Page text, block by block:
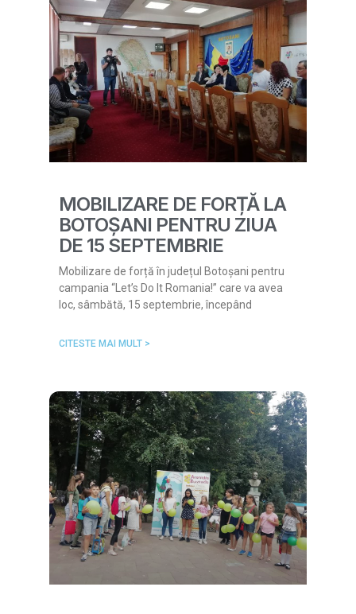
MOBILIZARE DE FORȚĂ LA
BOTOȘANI PENTRU ZIUA
DE 15 SEPTEMBRIE
Mobilizare de forță în județul Botoșani pentru
campania “Let’s Do It Romania!” care va avea
loc, sâmbătă, 15 septembrie, începând
CITESTE MAI MULT >